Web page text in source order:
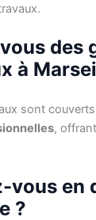
des
à
sont
,
vous en
?